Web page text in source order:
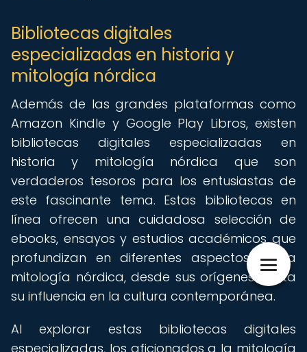
Bibliotecas digitales
especializadas en historia y
mitología nórdica
Además de las grandes plataformas como
Amazon Kindle y Google Play Libros, existen
bibliotecas digitales especializadas en
historia y mitología nórdica que son
verdaderos tesoros para los entusiastas de
este fascinante tema. Estas bibliotecas en
línea ofrecen una cuidadosa selección de
ebooks, ensayos y estudios académicos que
profundizan en diferentes aspectos de la
mitología nórdica, desde sus orígenes hasta
su influencia en la cultura contemporánea.
Al explorar estas bibliotecas digitales
especializadas, los aficionados a la mitología